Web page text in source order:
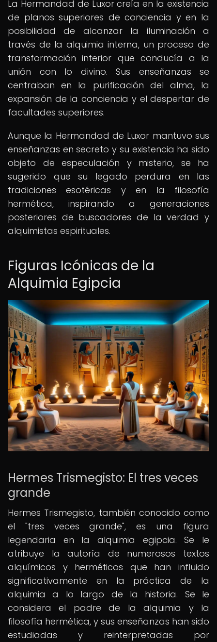
La Hermandad de Luxor creía en la existencia
de planos superiores de conciencia y en la
posibilidad de alcanzar la iluminación a
través de la alquimia interna, un proceso de
transformación interior que conducía a la
unión con lo divino. Sus enseñanzas se
centraban en la purificación del alma, la
expansión de la conciencia y el despertar de
facultades superiores.
Aunque la Hermandad de Luxor mantuvo sus
enseñanzas en secreto y su existencia ha sido
objeto de especulación y misterio, se ha
sugerido que su legado perdura en las
tradiciones esotéricas y en la filosofía
hermética, inspirando a generaciones
posteriores de buscadores de la verdad y
alquimistas espirituales.
Figuras Icónicas de la
Alquimia Egipcia
Hermes Trismegisto: El tres veces
grande
Hermes Trismegisto, también conocido como
el "tres veces grande", es una figura
legendaria en la alquimia egipcia. Se le
atribuye la autoría de numerosos textos
alquímicos y herméticos que han influido
significativamente en la práctica de la
alquimia a lo largo de la historia. Se le
considera el padre de la alquimia y la
filosofía hermética, y sus enseñanzas han sido
estudiadas y reinterpretadas por